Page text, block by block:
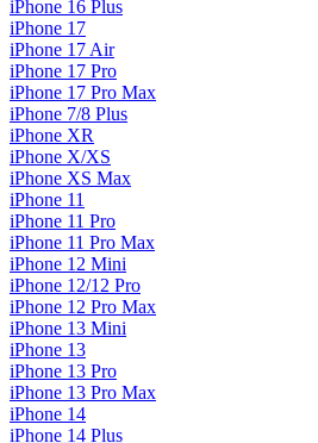
iPhone 16 Plus
iPhone 17
iPhone 17 Air
iPhone 17 Pro
iPhone 17 Pro Max
iPhone 7/8 Plus
iPhone XR
iPhone X/XS
iPhone XS Max
iPhone 11
iPhone 11 Pro
iPhone 11 Pro Max
iPhone 12 Mini
iPhone 12/12 Pro
iPhone 12 Pro Max
iPhone 13 Mini
iPhone 13
iPhone 13 Pro
iPhone 13 Pro Max
iPhone 14
iPhone 14 Plus